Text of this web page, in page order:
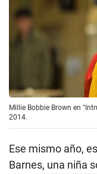
Millie Bobbie Brown en
2014.
Ese mismo año,
Barnes, una niña